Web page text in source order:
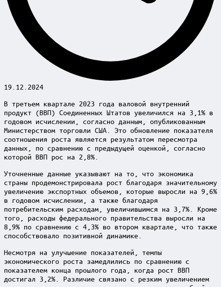
19.12.2024
В третьем квартале 2023 года валовой внутренний
продукт (ВВП) Соединенных Штатов увеличился на 3,1% в
годовом исчислении, согласно данным, опубликованным
Министерством торговли США. Это обновление показателя
соотношения роста является результатом пересмотра
данных, по сравнению с предыдущей оценкой, согласно
которой ВВП рос на 2,8%.
Уточненные данные указывают на то, что экономика
страны продемонстрировала рост благодаря значительному
увеличению экспортных объемов, которые выросли на 9,6%
в годовом исчислении, а также благодаря
потребительским расходам, увеличившимся на 3,7%. Кроме
того, расходы федерального правительства выросли на
8,9% по сравнению с 4,3% во втором квартале, что также
способствовало позитивной динамике.
Несмотря на улучшение показателей, темпы
экономического роста замедлились по сравнению с
показателем конца прошлого года, когда рост ВВП
достигал 3,2%. Различие связано с резким увеличением